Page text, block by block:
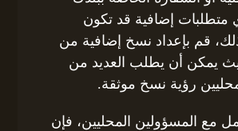
متطلبات إضافية قد تكون
قم بإعداد نسخ إضافية من
يمكن أن يطلب العديد من
رؤية نسخ موثقة.
مع المسؤولين المحليين، فإن